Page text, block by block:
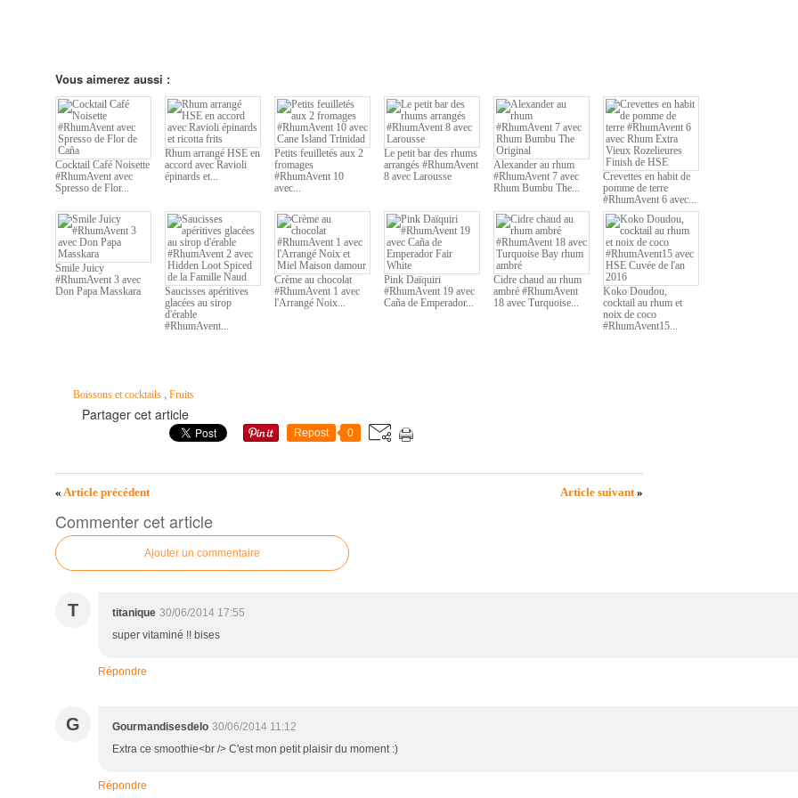
Vous aimerez aussi :
Cocktail Café Noisette
#RhumAvent avec
Spresso de Flor...
Rhum arrangé HSE en
accord avec Ravioli
épinards et...
Petits feuilletés aux 2
fromages
#RhumAvent 10
avec...
Le petit bar des rhums
arrangés #RhumAvent
8 avec Larousse
Alexander au rhum
#RhumAvent 7 avec
Rhum Bumbu The...
Crevettes en habit de
pomme de terre
#RhumAvent 6 avec...
Smile Juicy
#RhumAvent 3 avec
Don Papa Masskara
Saucisses apéritives
glacées au sirop
d'érable
#RhumAvent...
Crème au chocolat
#RhumAvent 1 avec
l'Arrangé Noix...
Pink Daïquiri
#RhumAvent 19 avec
Caña de Emperador...
Cidre chaud au rhum
ambré #RhumAvent
18 avec Turquoise...
Koko Doudou,
cocktail au rhum et
noix de coco
#RhumAvent15...
Boissons et cocktails , Fruits
Partager cet article
Repost 0
« Article précédent Article suivant»
Commenter cet article
Ajouter un commentaire
T titanique 30/06/2014 17:55
super vitaminé !! bises
Répondre
G Gourmandisesdelo 30/06/2014 11:12
Extra ce smoothie<br /> C'est mon petit plaisir du moment :)
Répondre